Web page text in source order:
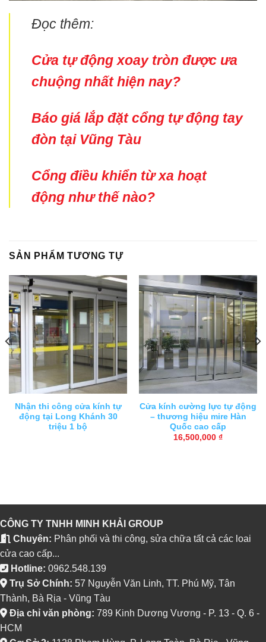
Đọc thêm:
Cửa tự động xoay tròn được ưa
chuộng nhất hiện nay?
Báo giá lắp đặt cổng tự động tay
đòn tại Vũng Tàu
Cổng điều khiển từ xa hoạt
động như thế nào?
SẢN PHẨM TƯƠNG TỰ
Nhận thi công cửa kính tự
động tại Long Khánh 30
triệu 1 bộ
Cửa kính cường lực tự động
– thương hiệu mire Hàn
Quốc cao cấp
16,500,000 ₫
CÔNG TY TNHH MINH KHẢI GROUP
Chuyên: Phân phối và thi công, sửa chữa tất cả các loai
cửa cao cấp...
Hotline: 0962.548.139
Trụ Sở Chính: 57 Nguyễn Văn Linh, TT. Phú Mỹ, Tân
Thành, Bà Rịa - Vũng Tàu
Địa chỉ văn phòng: 789 Kinh Dương Vương - P. 13 - Q. 6 -
HCM